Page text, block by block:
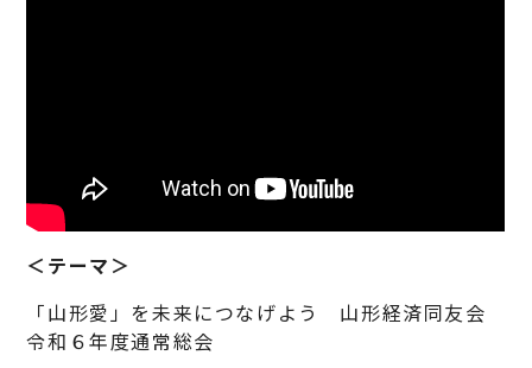
＜テーマ＞
「山形愛」を未来につなげよう 山形経済同友会
令和６年度通常総会